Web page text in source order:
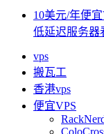
10美元/年便
低延迟服务器
vps
搬瓦工
香港vps
便宜VPS